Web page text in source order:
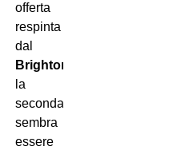
offerta
respinta
dal
Brighton
la
seconda
sembra
essere